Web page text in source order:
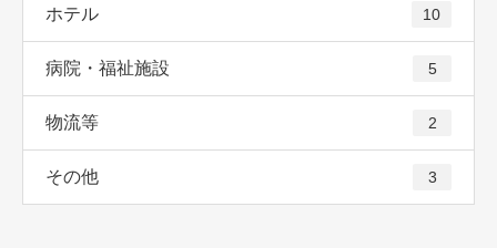
ホテル 10
病院・福祉施設 5
物流等 2
その他 3